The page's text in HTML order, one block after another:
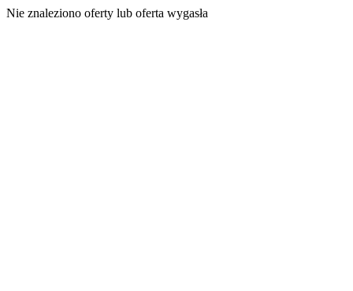
Nie znaleziono oferty lub oferta wygasła